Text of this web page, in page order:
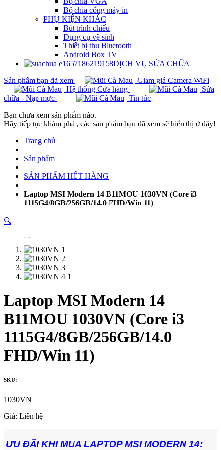
Bộ chia cổng máy in
PHỤ KIỆN KHÁC
Bút trình chiếu
Dụng cụ vệ sinh
Thiết bị thu Bluetooth
Android Box TV
DỊCH VỤ SỬA CHỮA
Sản phẩm bạn đã xem
Giảm giá Camera WiFi
Hệ thống Cửa hàng
Sửa
chữa - Nạp mực
Tin tức
Bạn chưa xem sản phẩm nào.
Hãy tiếp tục khám phá , các sản phẩm bạn đã xem sẽ hiển thị ở đây!
Trang chủ
Sản phẩm
SẢN PHẨM HẾT HÀNG
Laptop MSI Modern 14 B11MOU 1030VN (Core i3
1115G4/8GB/256GB/14.0 FHD/Win 11)
🔍
Laptop MSI Modern 14
B11MOU 1030VN (Core i3
1115G4/8GB/256GB/14.0
FHD/Win 11)
SKU:
1030VN
Giá: Liên hệ
ƯU ĐÃI KHI MUA LAPTOP MSI MODERN 14: